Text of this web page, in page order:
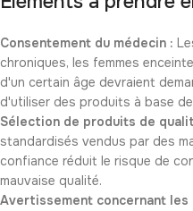
Consentement du médecin :
chroniques, les femmes
d'un certain âge devraient
d'utiliser des produits à base
Sélection de produits de
standardisés vendus par des
confiance réduit le risque de
mauvaise qualité.
Avertissement concernant